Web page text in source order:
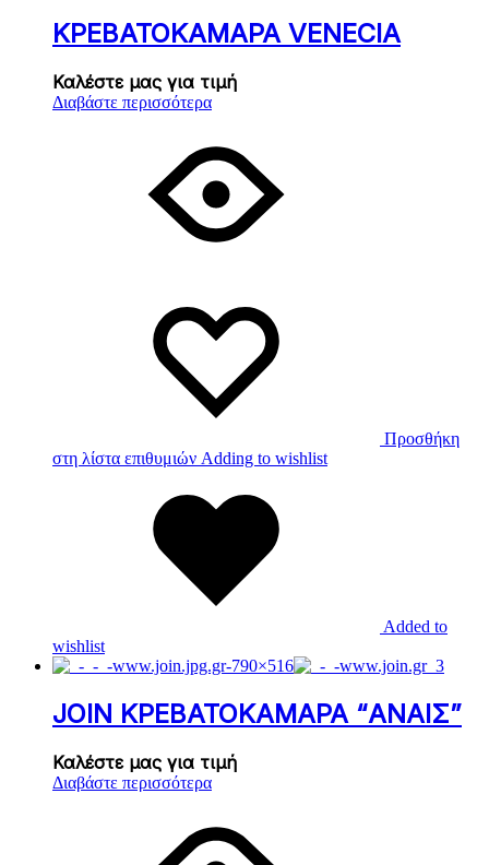
ΚΡΕΒΑΤΟΚΑΜΑΡΑ VENECIA
Καλέστε μας για τιμή
Διαβάστε περισσότερα
Προσθήκη
στη λίστα επιθυμιών Adding to wishlist
Added to
wishlist
JOIN ΚΡΕΒΑΤΟΚΑΜΑΡΑ “ΑΝΑΙΣ”
Καλέστε μας για τιμή
Διαβάστε περισσότερα